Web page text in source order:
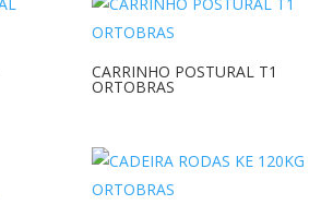
CARRINHO POSTURAL T1
ORTOBRAS